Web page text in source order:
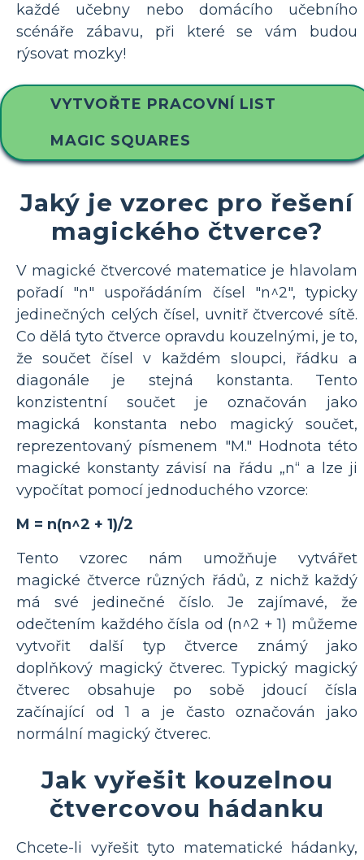
každé učebny nebo domácího učebního
scénáře zábavu, při které se vám budou
rýsovat mozky!
VYTVOŘTE PRACOVNÍ LIST
MAGIC SQUARES
Jaký je vzorec pro řešení
magického čtverce?
V magické čtvercové matematice je hlavolam
pořadí "n" uspořádáním čísel "n^2", typicky
jedinečných celých čísel, uvnitř čtvercové sítě.
Co dělá tyto čtverce opravdu kouzelnými, je to,
že součet čísel v každém sloupci, řádku a
diagonále je stejná konstanta. Tento
konzistentní součet je označován jako
magická konstanta nebo magický součet,
reprezentovaný písmenem "M." Hodnota této
magické konstanty závisí na řádu „n“ a lze ji
vypočítat pomocí jednoduchého vzorce:
M = n(n^2 + 1)/2
Tento vzorec nám umožňuje vytvářet
magické čtverce různých řádů, z nichž každý
má své jedinečné číslo. Je zajímavé, že
odečtením každého čísla od (n^2 + 1) můžeme
vytvořit další typ čtverce známý jako
doplňkový magický čtverec. Typický magický
čtverec obsahuje po sobě jdoucí čísla
začínající od 1 a je často označován jako
normální magický čtverec.
Jak vyřešit kouzelnou
čtvercovou hádanku
Chcete-li vyřešit tyto matematické hádanky,